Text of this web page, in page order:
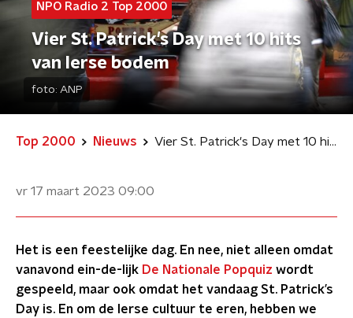
NPO Radio 2 Top 2000
Vier St. Patrick's Day met 10 hits
van Ierse bodem
foto: ANP
Top 2000 Nieuws Vier St. Patrick's Day met 10 hits van Ierse bodem
vr 17 maart 2023 09:00
Het is een feestelijke dag. En nee, niet alleen omdat
vanavond ein-de-lijk De Nationale Popquiz wordt
gespeeld, maar ook omdat het vandaag St. Patrick’s
Day is. En om de Ierse cultuur te eren, hebben we